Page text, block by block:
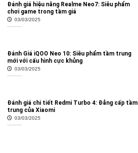
Đánh giá hiệu năng Realme Neo7: Siêu phẩm
chơi game trong tầm giá
03/03/2025
Đánh Giá iQOO Neo 10: Siêu phẩm tầm trung
mới với cấu hình cực khủng
03/03/2025
Đánh giá chi tiết Redmi Turbo 4: Đẳng cấp tầm
trung của Xiaomi
03/03/2025